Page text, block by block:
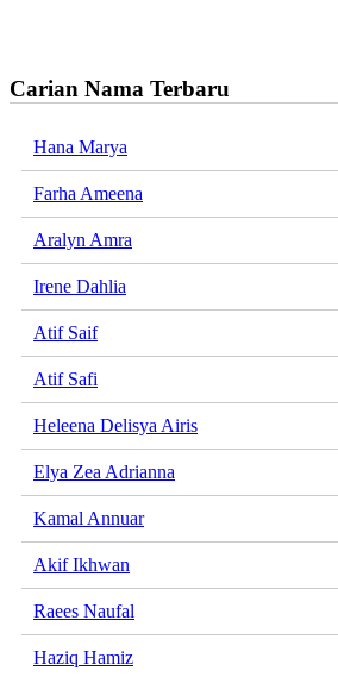
Carian Nama Terbaru
Hana Marya
Farha Ameena
Aralyn Amra
Irene Dahlia
Atif Saif
Atif Safi
Heleena Delisya Airis
Elya Zea Adrianna
Kamal Annuar
Akif Ikhwan
Raees Naufal
Haziq Hamiz